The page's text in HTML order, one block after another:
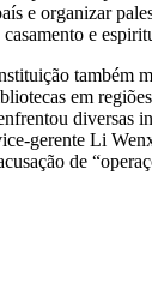
e organizar
e
também
em
diversas
gerente Li
de